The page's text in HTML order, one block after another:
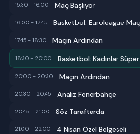
15:30 - 16:00 Maç Başlıyor
16:00 - 17:45 Basketbol: Euroleague Maç
17:45 - 18:30 Maçın Ardından
18:30 - 20:00 Basketbol: Kadınlar
20:00 - 20:30 Maçın Ardından
20:30 - 20:45 Analiz Fenerbahçe
20:45 - 21:00 Söz Taraftarda
21:00 - 22:00 4 Nisan Özel Belgeseli